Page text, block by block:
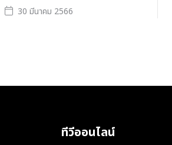
30 มีนาคม 2566
ทีวีออนไลน์